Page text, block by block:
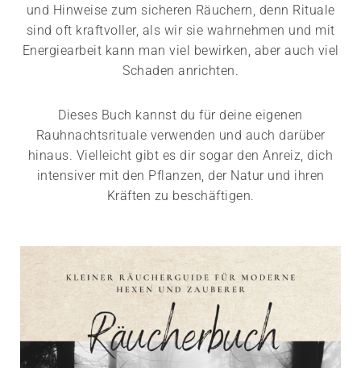
und Hinweise zum sicheren Räuchern, denn Rituale
sind oft kraftvoller, als wir sie wahrnehmen und mit
Energiearbeit kann man viel bewirken, aber auch viel
Schaden anrichten.
Dieses Buch kannst du für deine eigenen
Rauhnachtsrituale verwenden und auch darüber
hinaus. Vielleicht gibt es dir sogar den Anreiz, dich
intensiver mit den Pflanzen, der Natur und ihren
Kräften zu beschäftigen.